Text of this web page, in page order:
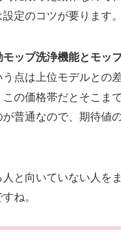
定のコツが要ります。
モップ洗浄機能とモッ
う点は上位モデルとの
の価格帯だとそこま
普通なので、期待値
と向いていない人を
ね。